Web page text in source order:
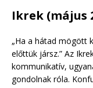
Ikrek (május
„Ha a hátad mögött
előttük jársz.” Az
kommunikatív,
gondolnak róla.